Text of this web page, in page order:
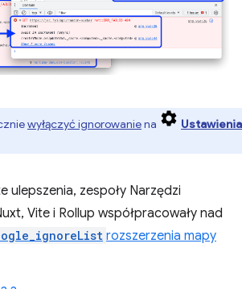
wyłączyć ignorowaniena
Ustawienia
ulepszenia, zespoły Narzędzi
Vite i Rollup współpracowały nad
rozszerzenia mapy